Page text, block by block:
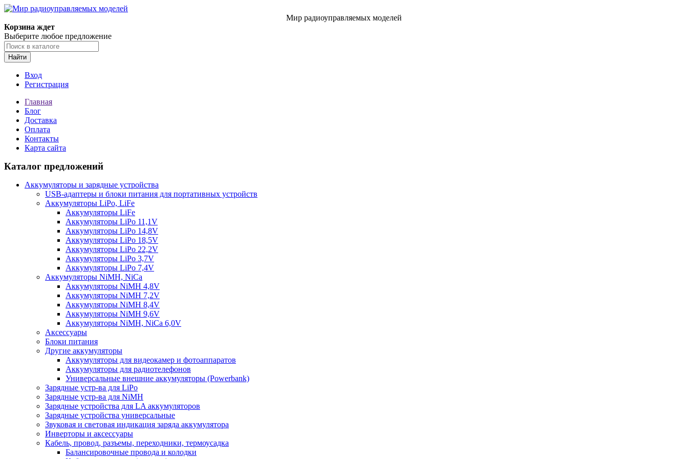
Мир радиоуправляемых моделей
Корзина ждет
Выберите любое предложение
Найти
Вход
Регистрация
Главная
Блог
Доставка
Оплата
Контакты
Карта сайта
Каталог предложений
Аккумуляторы и зарядные устройства
USB-адаптеры и блоки питания для портативных устройств
Аккумуляторы LiPo, LiFe
Аккумуляторы LiFe
Аккумуляторы LiPo 11,1V
Аккумуляторы LiPo 14,8V
Аккумуляторы LiPo 18,5V
Аккумуляторы LiPo 22,2V
Аккумуляторы LiPo 3,7V
Аккумуляторы LiPo 7,4V
Аккумуляторы NiMH, NiCa
Аккумуляторы NiMH 4,8V
Аккумуляторы NiMH 7,2V
Аккумуляторы NiMH 8,4V
Аккумуляторы NiMH 9,6V
Аккумуляторы NiMH, NiCa 6,0V
Аксессуары
Блоки питания
Другие аккумуляторы
Аккумуляторы для видеокамер и фотоаппаратов
Аккумуляторы для радиотелефонов
Универсальные внешние аккумуляторы (Powerbank)
Зарядные устр-ва для LiPo
Зарядные устр-ва для NiMH
Зарядные устройства для LA аккумуляторов
Зарядные устройства универсальные
Звуковая и световая индикация заряда аккумулятора
Инверторы и аксессуары
Кабель, провод, разъемы, переходники, термоусадка
Балансировочные провода и колодки